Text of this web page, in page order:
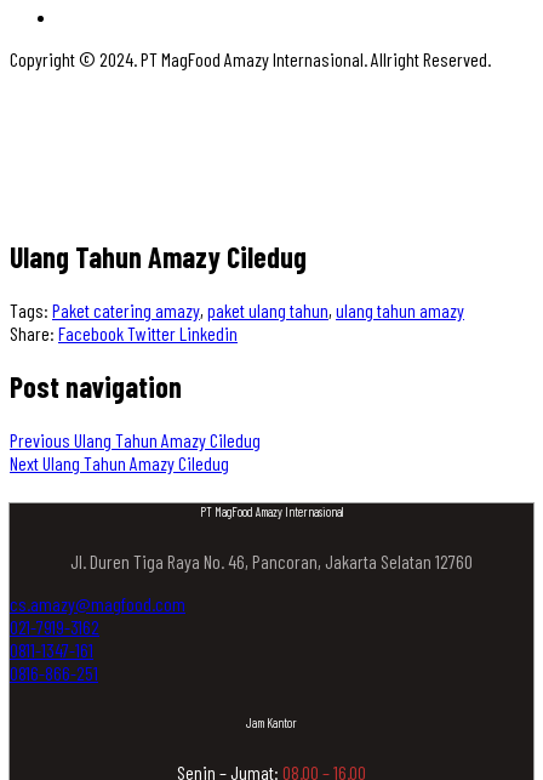
Copyright © 2024. PT MagFood Amazy Internasional. Allright Reserved.
Ulang Tahun Amazy Ciledug
Tags: Paket catering amazy, paket ulang tahun, ulang tahun amazy
Share: FacebookTwitterLinkedin
Post navigation
Previous Ulang Tahun Amazy Ciledug
NextUlang Tahun Amazy Ciledug
PT MagFood Amazy Internasional
Jl. Duren Tiga Raya No. 46, Pancoran, Jakarta Selatan 12760
cs.amazy@magfood.com
021-7919-3162
0811-1347-161
0816-866-251
Jam Kantor
Senin – Jumat: 08.00 – 16.00